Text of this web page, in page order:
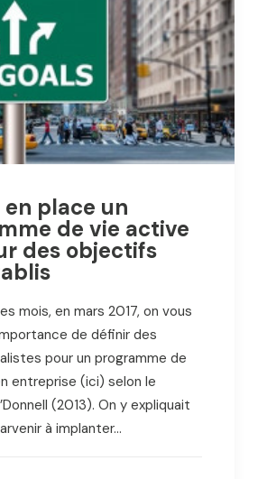
place un
de vie active
des objectifs
mois, en mars 2017, on vous
de définir des
pour un programme de
entreprise (ici) selon le
(2013). On y expliquait
à implanter…